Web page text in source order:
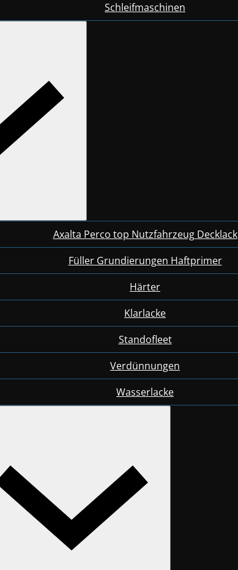
Schleifmaschinen
Axalta Perco top Nutzfahrzeug Decklack
Füller Grundierungen Haftprimer
Härter
Klarlacke
Standofleet
Verdünnungen
Wasserlacke